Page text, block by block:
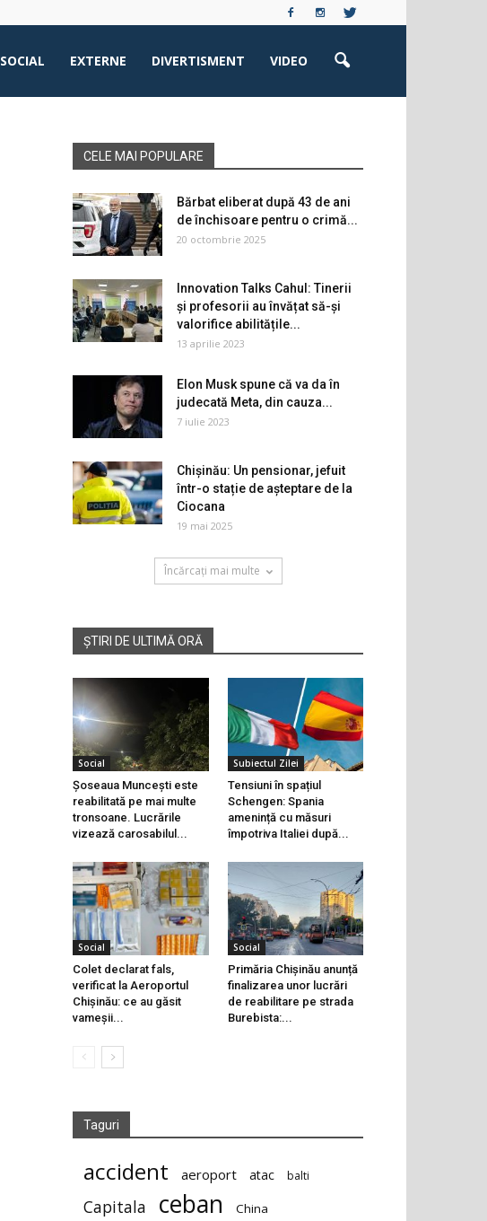
SOCIAL EXTERNE DIVERTISMENT VIDEO
CELE MAI POPULARE
Bărbat eliberat după 43 de ani
de închisoare pentru o crimă...
20 octombrie 2025
Innovation Talks Cahul: Tinerii
și profesorii au învățat să-și
valorifice abilitățile...
13 aprilie 2023
Elon Musk spune că va da în
judecată Meta, din cauza...
7 iulie 2023
Chișinău: Un pensionar, jefuit
într-o stație de așteptare de la
Ciocana
19 mai 2025
Încărcați mai multe
ȘTIRI DE ULTIMĂ ORĂ
Social
Șoseaua Muncești este
reabilitată pe mai multe
tronsoane. Lucrările
vizează carosabilul...
Subiectul Zilei
Tensiuni în spațiul
Schengen: Spania
amenință cu măsuri
împotriva Italiei după...
Social
Colet declarat fals,
verificat la Aeroportul
Chișinău: ce au găsit
vameșii...
Social
Primăria Chișinău anunță
finalizarea unor lucrări
de reabilitare pe strada
Burebista:...
Taguri
accident aeroport atac balti
Capitala ceban China